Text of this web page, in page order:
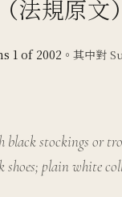
法規原文）
1 of 2002 。其中對
stockings or
plain white